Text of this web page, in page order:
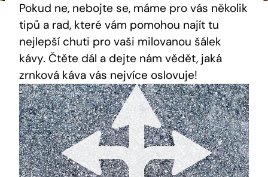
Pokud ne, nebojte se, máme pro vás několik
tipů a rad, které vám pomohou najít tu
nejlepší chuti pro vaši milovanou šálek
kávy. Čtěte dál a dejte nám vědět, jaká
zrnková káva vás nejvíce oslovuje!